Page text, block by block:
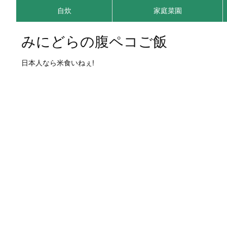
自炊 家庭菜園
みにどらの腹ペコご飯
日本人なら米食いねぇ!